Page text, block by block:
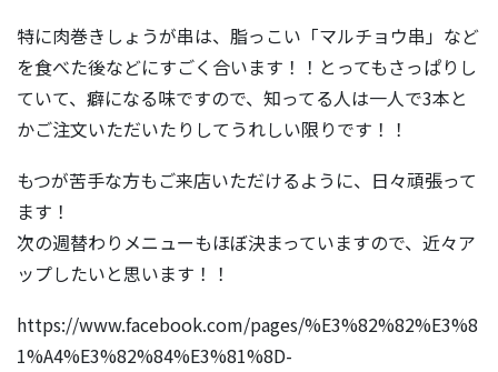
特に肉巻きしょうが串は、脂っこい「マルチョウ串」など
を食べた後などにすごく合います！！とってもさっぱりし
ていて、癖になる味ですので、知ってる人は一人で3本と
かご注文いただいたりしてうれしい限りです！！
もつが苦手な方もご来店いただけるように、日々頑張って
ます！
次の週替わりメニューもほぼ決まっていますので、近々ア
ップしたいと思います！！
https://www.facebook.com/pages/%E3%82%82%E3%8
1%A4%E3%82%84%E3%81%8D-